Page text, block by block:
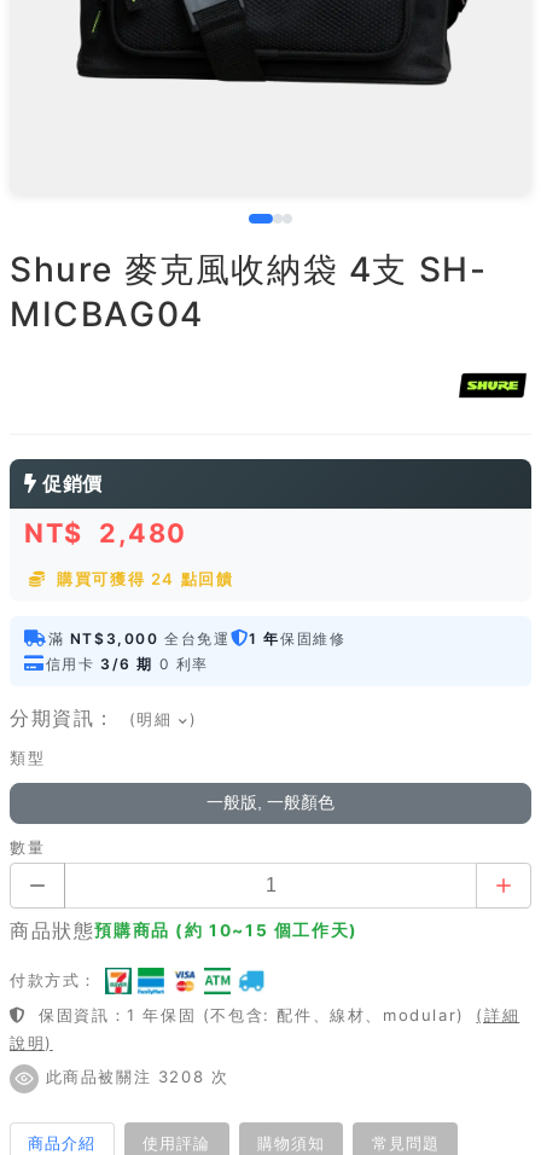
Shure 麥克風收納袋 4支 SH-
MICBAG04
促銷價
NT$ 2,480
購買可獲得 24 點回饋
滿 NT$3,000 全台免運 1 年保固維修
信用卡 3/6 期 0 利率
分期資訊： (明細 )
類型
一般版, 一般顏色
數量
商品狀態預購商品 (約 10~15 個工作天)
付款方式：
保固資訊：1 年保固 (不包含: 配件、線材、modular)
(詳細
說明)
此商品被關注 3208 次
商品介紹 使用評論 購物須知 常見問題